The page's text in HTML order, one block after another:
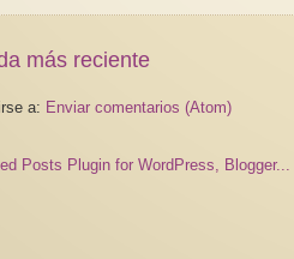
más reciente
a: Enviar comentarios (Atom)